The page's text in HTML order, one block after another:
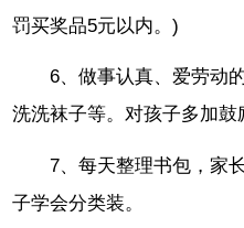
罚买奖品5元以内。)
6、做事认真、爱劳动
洗洗袜子等。对孩子多加鼓
7、每天整理书包，家
子学会分类装。